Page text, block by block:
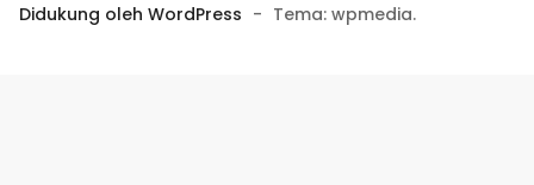
Didukung oleh WordPress - Tema: wpmedia.